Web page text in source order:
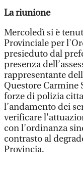
La riunione
Mercoledì si è
Provinciale per
presieduto dal
presenza
rappresentante
Questore Carmine
forze di polizia
l’andamento dei
verificare
con l’ordinanza
contrasto al
Provincia.